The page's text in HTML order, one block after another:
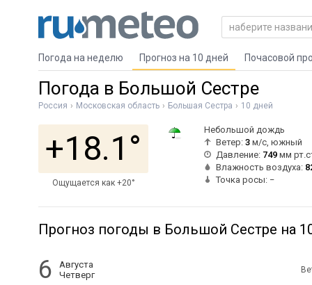
Погода на неделю Прогноз на 10 дней Почасовой
Погода в Большой Сестре
Россия Московская область Большая Сестра 10 дней
+18.1°
Ощущается как +20°
Небольшой дождь
Ветер: 3 м/с, южный
Давление: 749 мм
Влажность воздуха:
Точка росы: −
Прогноз погоды в Большой Сестре на
6
Августа
Четверг